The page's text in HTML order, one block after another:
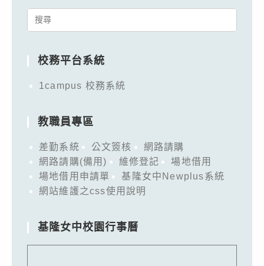
Search
校務平台系統
1campus 校務系統
教職員專區
差勤系統 公文簽核
網路請購
網路請購(備用)
維修登記
場地借用
場地借用申請單
基隆女中Newplus系統
網站維護之css使用說明
基隆女中校園行事曆